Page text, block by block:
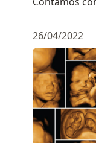
26/04/2022